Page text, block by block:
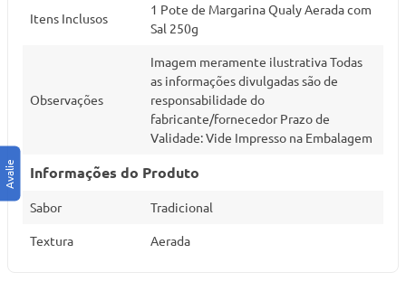
Itens Inclusos
1 Pote de Margarina Qualy Aerada com
Sal 250g
Observações
Imagem meramente ilustrativa Todas
as informações divulgadas são de
responsabilidade do
fabricante/fornecedor Prazo de
Validade: Vide Impresso na Embalagem
Informações do Produto
Sabor Tradicional
Textura Aerada